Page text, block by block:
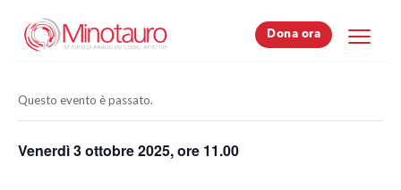
Dona ora
Dona ora
Questo evento è passato.
Venerdì 3 ottobre 2025, ore 11.00